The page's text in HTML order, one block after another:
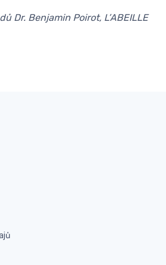
Dr. Benjamin Poirot, L’ABEILLE